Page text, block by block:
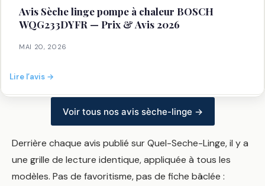
Avis Sèche linge pompe à chaleur BOSCH
WQG233DYFR — Prix & Avis 2026
MAI 20, 2026
Lire l’avis →
linge
pompe
à
chaleur
WQG233DYFR
Voir tous nos avis sèche-linge →
Derrière chaque avis publié sur Quel-Seche-Linge, il y a
une grille de lecture identique, appliquée à tous les
modèles. Pas de favoritisme, pas de fiche bâclée :